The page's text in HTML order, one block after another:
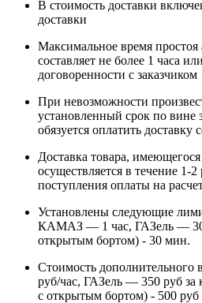
В стоимость доставки
доставки
Максимальное время простоя
составляет не более 1 часа
договоренности с заказчиком
При невозможности
установленный срок по вине
обязуется оплатить доставку
Доставка товара,
осуществляется в течение 1-
поступления оплаты на
Установлены следующие
КАМАЗ — 1 час, ГАЗель — 30
открытым бортом) - 30 мин.
Стоимость
руб/час, ГАЗель — 350 руб
с открытым бортом) - 500